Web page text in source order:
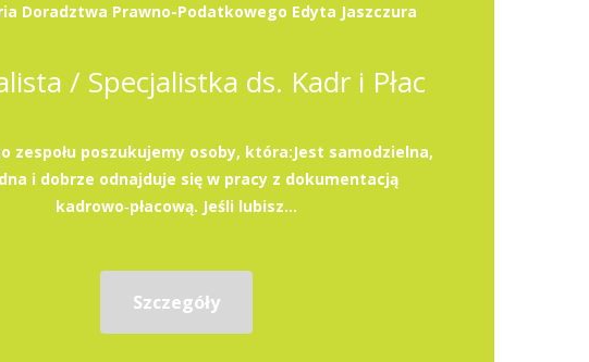
Doradztwa Prawno-Podatkowego Edyta Jaszczura
/ Specjalistka ds. Kadr i Płac
zespołu poszukujemy osoby, która:Jest samodzielna,
i dobrze odnajduje się w pracy z dokumentacją
kadrowo‑płacową. Jeśli lubisz...
Szczegóły